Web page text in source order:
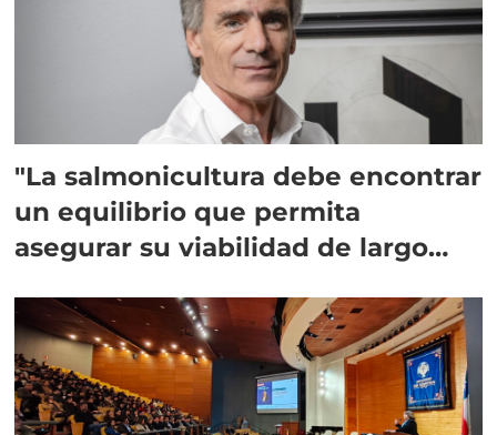
"La salmonicultura debe encontrar
un equilibrio que permita
asegurar su viabilidad de largo